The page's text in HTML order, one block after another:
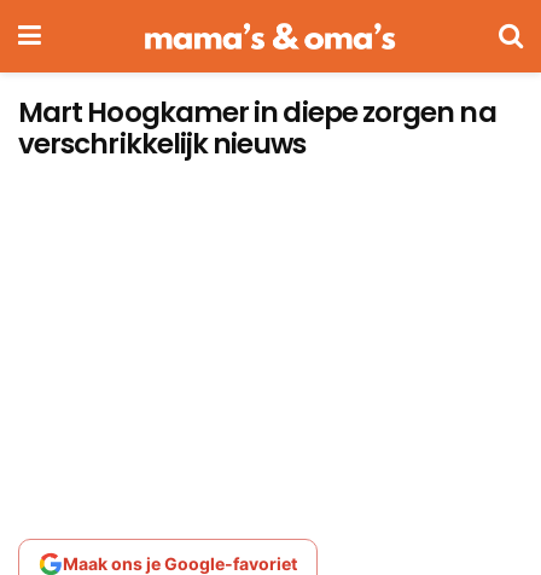
Mart Hoogkamer in diepe zorgen na
verschrikkelijk nieuws
Maak ons je Google-favoriet